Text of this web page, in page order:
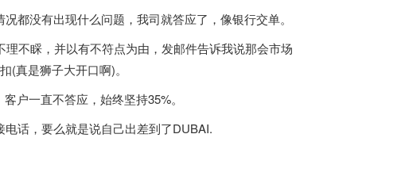
没有出现什么问题，我司就答应了，像银行交单。
不睬，并以有不符点为由，发邮件告诉我说那会市场
(真是狮子大开口啊)。
一直不答应，始终坚持35%。
话，要么就是说自己出差到了DUBAI.